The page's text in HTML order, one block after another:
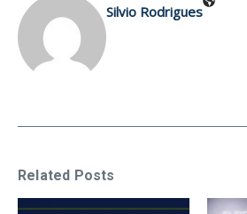
Silvio Rodrigues
Related Posts